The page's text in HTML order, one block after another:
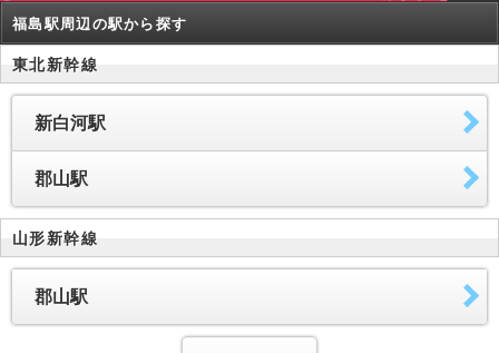
福島駅周辺の駅から探す
東北新幹線
新白河駅
郡山駅
山形新幹線
郡山駅